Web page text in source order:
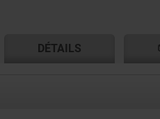
DÉTAILS